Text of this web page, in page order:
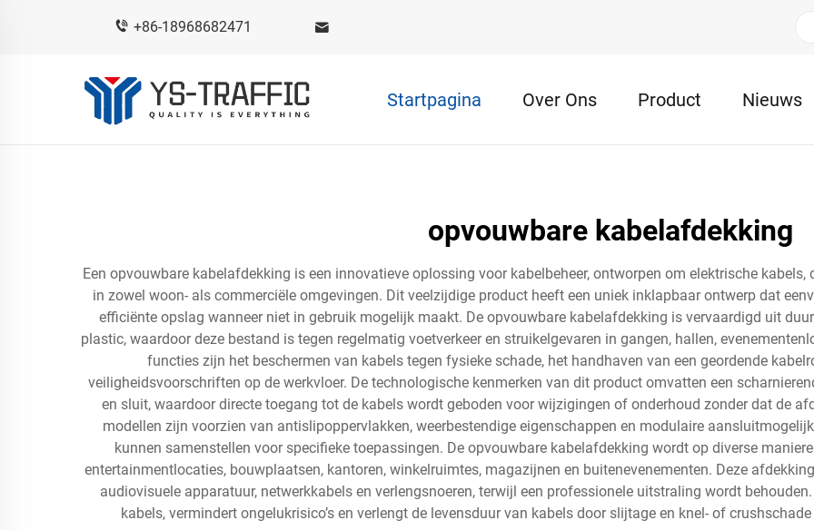
+86-18968682471
Startpagina Over Ons Product Nieuws
opvouwbare kabelafdekking
Een opvouwbare kabelafdekking is een innovatieve oplossing voor kabelbeheer, ontworpen om elektrische kabels,
in zowel woon- als commerciële omgevingen. Dit veelzijdige product heeft een uniek inklapbaar ontwerp dat
efficiënte opslag wanneer niet in gebruik mogelijk maakt. De opvouwbare kabelafdekking is vervaardigd uit
plastic, waardoor deze bestand is tegen regelmatig voetverkeer en struikelgevaren in gangen, hallen,
functies zijn het beschermen van kabels tegen fysieke schade, het handhaven van een geordende
veiligheidsvoorschriften op de werkvloer. De technologische kenmerken van dit product omvatten een
en sluit, waardoor directe toegang tot de kabels wordt geboden voor wijzigingen of onderhoud zonder dat de
modellen zijn voorzien van antislipoppervlakken, weerbestendige eigenschappen en modulaire
kunnen samenstellen voor specifieke toepassingen. De opvouwbare kabelafdekking wordt op diverse
entertainmentlocaties, bouwplaatsen, kantoren, winkelruimtes, magazijnen en buitenevenementen. Deze
audiovisuele apparatuur, netwerkkabels en verlengsnoeren, terwijl een professionele uitstraling wordt
kabels, vermindert ongelukrisico’s en verlengt de levensduur van kabels door slijtage en knel- of